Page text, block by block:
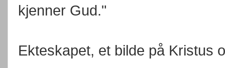
kjenner Gud."
Ekteskapet, et bilde på Kristus